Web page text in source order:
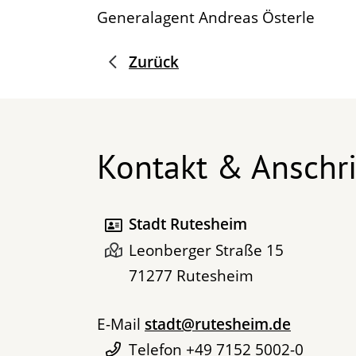
GeneralagentAndreas Österle
Zurück
Kontakt &
Stadt Rutesheim
Leonberger Straße 15
71277 Rutesheim
E-Mail stadt@rutesheim.de
Telefon +49 7152 5002-0